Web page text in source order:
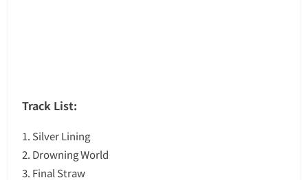
Track List:
1. Silver Lining
2. Drowning World
3. Final Straw